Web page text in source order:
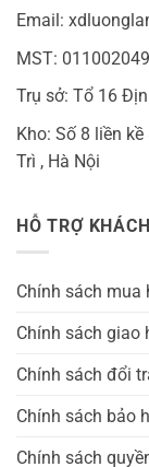
Email:
MST:
Trụ sở: Tổ 16
Kho: Số 8 liền
Trì , Hà Nội
HỖ TRỢ
Chính sách mua
Chính sách giao
Chính sách đổi
Chính sách bảo
Chính sách